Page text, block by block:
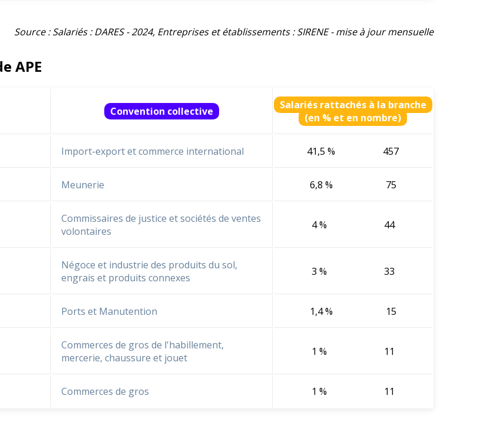
Source : Salariés : DARES - 2024, Entreprises et établissements : SIRENE - mise à jour mensuelle
APE
Convention collective
Salariés rattachés à la branche
(en % et en nombre)
Import-export et commerce international 41,5 % 457
Meunerie 6,8 % 75
Commissaires de justice et sociétés de ventes
volontaires
4 % 44
Négoce et industrie des produits du sol,
engrais et produits connexes
3 % 33
Ports et Manutention 1,4 % 15
Commerces de gros de l'habillement,
mercerie, chaussure et jouet
1 % 11
Commerces de gros 1 % 11